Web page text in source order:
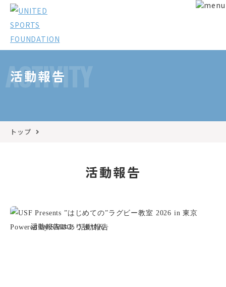
ACTIVITY
活動報告
トップ
活動報告